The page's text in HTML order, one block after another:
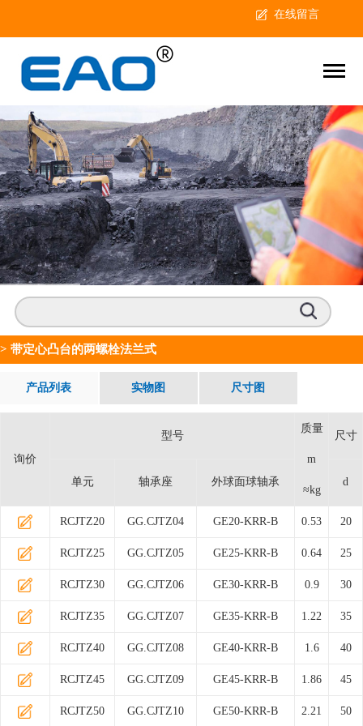
在线留言
> 带定心凸台的两螺栓法兰式
产品列表 实物图 尺寸图
询价
型号
质量
m
≈kg
尺寸
单元 轴承座 外球面球轴承 d
RCJTZ20 GG.CJTZ04 GE20-KRR-B 0.53 20
RCJTZ25 GG.CJTZ05 GE25-KRR-B 0.64 25
RCJTZ30 GG.CJTZ06 GE30-KRR-B 0.9 30
RCJTZ35 GG.CJTZ07 GE35-KRR-B 1.22 35
RCJTZ40 GG.CJTZ08 GE40-KRR-B 1.6 40
RCJTZ45 GG.CJTZ09 GE45-KRR-B 1.86 45
RCJTZ50 GG.CJTZ10 GE50-KRR-B 2.21 50